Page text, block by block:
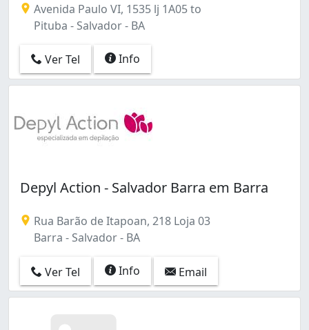
Avenida Paulo VI, 1535 lj 1A05 to
Pituba - Salvador - BA
Ver Tel Info
Depyl Action - Salvador Barra em Barra
Rua Barão de Itapoan, 218 Loja 03
Barra - Salvador - BA
Ver Tel Info Email